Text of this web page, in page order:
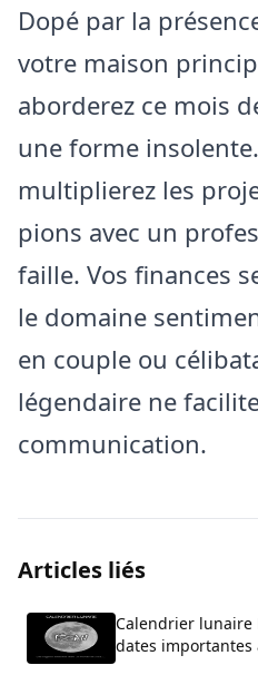
Dopé par la
votre maison
aborderez ce mois
une forme
multiplierez les
pions avec un
faille. Vos finances
le domaine
en couple ou
légendaire ne
communication.
Articles liés
Calendrier lunaire
dates importantes